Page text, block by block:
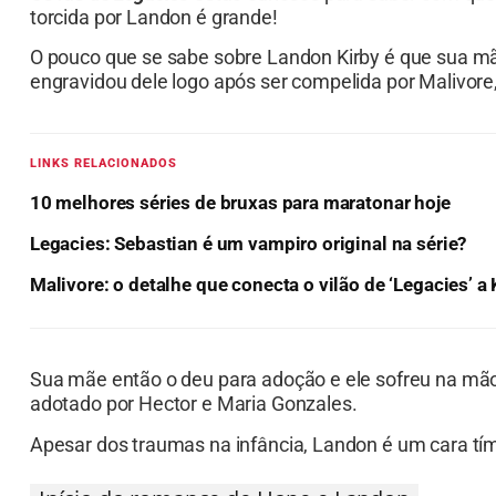
torcida por Landon é grande!
O pouco que se sabe sobre Landon Kirby é que sua
engravidou dele logo após ser compelida por
LINKS RELACIONADOS
10 melhores séries de bruxas para maratonar hoje
Legacies: Sebastian é um vampiro original na série?
Malivore: o detalhe que conecta o vilão de ‘Legacies’
Sua mãe então o deu para adoção e ele sofreu na
adotado por Hector e Maria Gonzales.
Apesar dos traumas na infância, Landon é um cara